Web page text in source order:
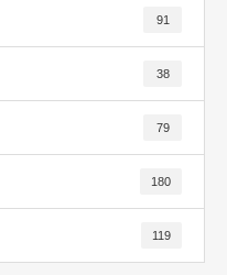
91
38
79
180
119